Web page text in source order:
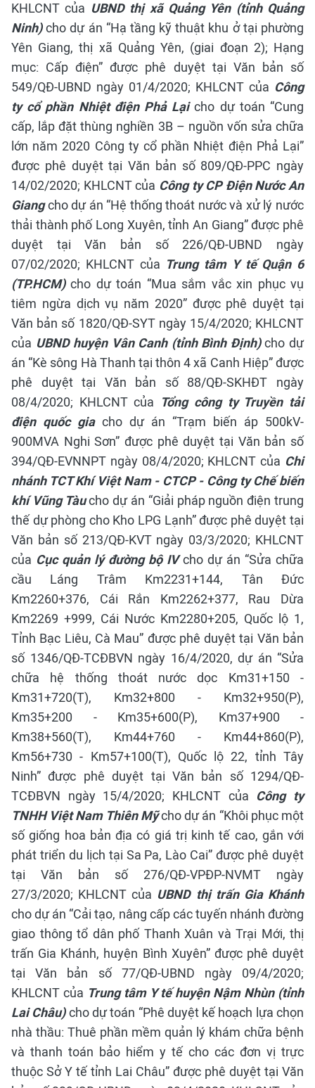
KHLCNT của UBND thị xã Quảng Yên (tỉnh Quảng
Ninh)cho dự án “Hạ tầng kỹ thuật khu ở tại phường
Yên Giang, thị xã Quảng Yên, (giai đoạn 2); Hạng
mục: Cấp điện” được phê duyệt tại Văn bản số
549/QĐ-UBND ngày 01/4/2020; KHLCNT của Công
ty cổ phần Nhiệt điện Phả Lạicho dự toán “Cung
cấp, lắp đặt thùng nghiền 3B – nguồn vốn sửa chữa
lớn năm 2020 Công ty cổ phần Nhiệt điện Phả Lại”
được phê duyệt tại Văn bản số 809/QĐ-PPC ngày
14/02/2020; KHLCNT của Công ty CP Điện Nước An
Giangcho dự án “Hệ thống thoát nước và xử lý nước
thải thành phố Long Xuyên, tỉnh An Giang” được phê
duyệt tại Văn bản số 226/QĐ-UBND ngày
07/02/2020; KHLCNT của Trung tâm Y tế Quận 6
(TP.HCM)cho dự toán “Mua sắm vắc xin phục vụ
tiêm ngừa dịch vụ năm 2020” được phê duyệt tại
Văn bản số 1820/QĐ-SYT ngày 15/4/2020; KHLCNT
của UBND huyện Vân Canh (tỉnh Bình Định)cho dự
án “Kè sông Hà Thanh tại thôn 4 xã Canh Hiệp” được
phê duyệt tại Văn bản số 88/QĐ-SKHĐT ngày
08/4/2020; KHLCNT của
Tổng công ty Truyền tải
điện quốc giacho dự án “Trạm biến áp 500kV-
900MVA Nghi Sơn” được phê duyệt tại Văn bản số
394/QĐ-EVNNPT ngày 08/4/2020; KHLCNT của Chi
nhánh TCT Khí Việt Nam - CTCP - Công ty Chế biến
khí Vũng Tàucho dự án “Giải pháp nguồn điện trung
thế dự phòng cho Kho LPG Lạnh” được phê duyệt tại
Văn bản số 213/QĐ-KVT ngày 03/3/2020; KHLCNT
của Cục quản lý đường bộ IVcho dự án “Sửa chữa
cầu Láng Trâm Km2231+144, Tân Đức
Km2260+376, Cái Rắn Km2262+377, Rau Dừa
Km2269 +999, Cái Nước Km2280+205, Quốc lộ 1,
Tỉnh Bạc Liêu, Cà Mau” được phê duyệt tại Văn bản
số 1346/QĐ-TCĐBVN ngày 16/4/2020, dự án “Sửa
chữa hệ thống thoát nước dọc Km31+150 -
Km31+720(T), Km32+800 - Km32+950(P),
Km35+200 - Km35+600(P), Km37+900 -
Km38+560(T), Km44+760 - Km44+860(P),
Km56+730 - Km57+100(T), Quốc lộ 22, tỉnh Tây
Ninh” được phê duyệt tại Văn bản số 1294/QĐ-
TCĐBVN ngày 15/4/2020;
KHLCNT của Công ty
TNHH Việt Nam Thiên Mỹcho dự án “Khôi phục một
số giống hoa bản địa có giá trị kinh tế cao, gắn với
phát triển du lịch tại Sa Pa, Lào Cai” được phê duyệt
tại Văn bản số 276/QĐ-VPĐP-NVMT ngày
27/3/2020; KHLCNT của UBND thị trấn Gia Khánh
cho dự án “Cải tạo, nâng cấp các tuyến nhánh đường
giao thông tổ dân phố Thanh Xuân và Trại Mới, thị
trấn Gia Khánh, huyện Bình Xuyên” được phê duyệt
tại Văn bản số 77/QĐ-UBND ngày 09/4/2020;
KHLCNT của Trung tâm Y tế huyện Nậm Nhùn (tỉnh
Lai Châu)cho dự toán “Phê duyệt kế hoạch lựa chọn
nhà thầu: Thuê phần mềm quản lý khám chữa bệnh
và thanh toán bảo hiểm y tế cho các đơn vị trực
thuộc Sở Y tế tỉnh Lai Châu” được phê duyệt tại Văn